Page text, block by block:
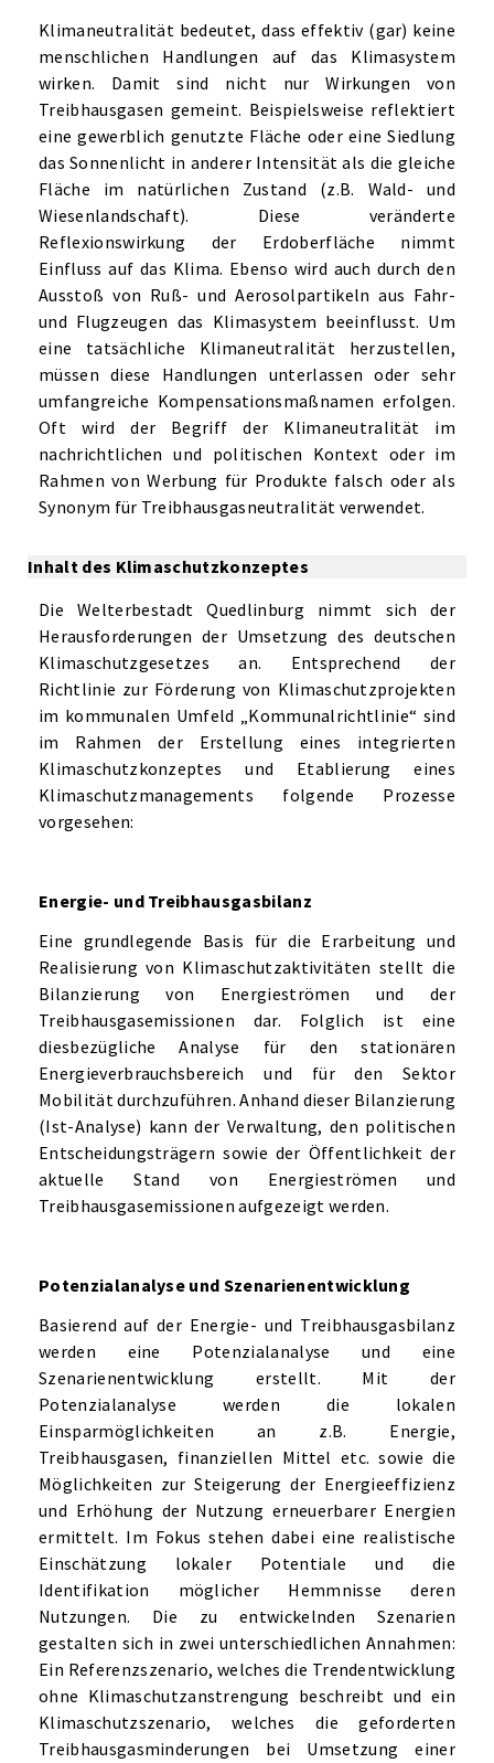
Klimaneutralität bedeutet, dass effektiv (gar) keine
menschlichen Handlungen auf das Klimasystem
wirken. Damit sind nicht nur Wirkungen von
Treibhausgasen gemeint. Beispielsweise reflektiert
eine gewerblich genutzte Fläche oder eine Siedlung
das Sonnenlicht in anderer Intensität als die gleiche
Fläche im natürlichen Zustand (z.B. Wald- und
Wiesenlandschaft). Diese veränderte
Reflexionswirkung der Erdoberfläche nimmt
Einfluss auf das Klima. Ebenso wird auch durch den
Ausstoß von Ruß- und Aerosolpartikeln aus Fahr-
und Flugzeugen das Klimasystem beeinflusst. Um
eine tatsächliche Klimaneutralität herzustellen,
müssen diese Handlungen unterlassen oder sehr
umfangreiche Kompensationsmaßnamen erfolgen.
Oft wird der Begriff der Klimaneutralität im
nachrichtlichen und politischen Kontext oder im
Rahmen von Werbung für Produkte falsch oder als
Synonym für Treibhausgasneutralität verwendet.
Inhalt des Klimaschutzkonzeptes
Die Welterbestadt Quedlinburg nimmt sich der
Herausforderungen der Umsetzung des deutschen
Klimaschutzgesetzes an. Entsprechend der
Richtlinie zur Förderung von Klimaschutzprojekten
im kommunalen Umfeld „Kommunalrichtlinie“ sind
im Rahmen der Erstellung eines integrierten
Klimaschutzkonzeptes und Etablierung eines
Klimaschutzmanagements folgende Prozesse
vorgesehen:
Energie- und Treibhausgasbilanz
Eine grundlegende Basis für die Erarbeitung und
Realisierung von Klimaschutzaktivitäten stellt die
Bilanzierung von Energieströmen und der
Treibhausgasemissionen dar. Folglich ist eine
diesbezügliche Analyse für den stationären
Energieverbrauchsbereich und für den Sektor
Mobilität durchzuführen. Anhand dieser Bilanzierung
(Ist-Analyse) kann der Verwaltung, den politischen
Entscheidungsträgern sowie der Öffentlichkeit der
aktuelle Stand von Energieströmen und
Treibhausgasemissionen aufgezeigt werden.
Potenzialanalyse und Szenarienentwicklung
Basierend auf der Energie- und Treibhausgasbilanz
werden eine Potenzialanalyse und eine
Szenarienentwicklung erstellt. Mit der
Potenzialanalyse werden die lokalen
Einsparmöglichkeiten an z.B. Energie,
Treibhausgasen, finanziellen Mittel etc. sowie die
Möglichkeiten zur Steigerung der Energieeffizienz
und Erhöhung der Nutzung erneuerbarer Energien
ermittelt. Im Fokus stehen dabei eine realistische
Einschätzung lokaler Potentiale und die
Identifikation möglicher Hemmnisse deren
Nutzungen. Die zu entwickelnden Szenarien
gestalten sich in zwei unterschiedlichen Annahmen:
Ein Referenzszenario, welches die Trendentwicklung
ohne Klimaschutzanstrengung beschreibt und ein
Klimaschutzszenario, welches die geforderten
Treibhausgasminderungen bei Umsetzung einer